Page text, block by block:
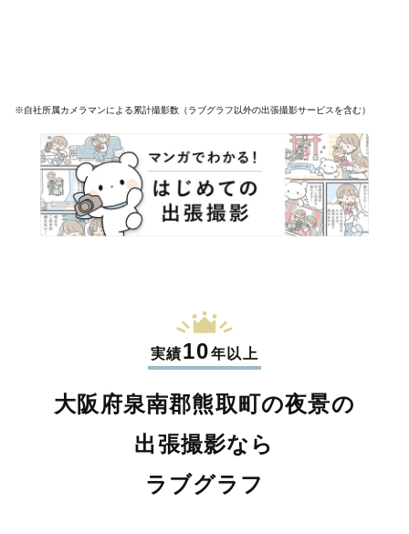
※自社所属カメラマンによる累計撮影数（ラブグラフ以外の出張撮影サービスを含む）
実績10年以上
大阪府泉南郡熊取町の夜景の
出張撮影なら
ラブグラフ